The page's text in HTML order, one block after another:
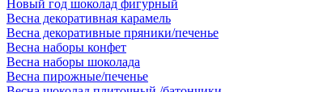
Новый год шоколад фигурный
Весна декоративная карамель
Весна декоративные пряники/печенье
Весна наборы конфет
Весна наборы шоколада
Весна пирожные/печенье